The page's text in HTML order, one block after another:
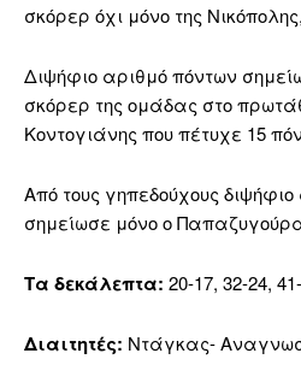
σκόρερ όχι μόνο της
Διψήφιο αριθμό πόντων
σκόρερ της ομάδας στο
Κοντογιάνης που πέτυχε 15
Από τους γηπεδούχους
σημείωσε μόνο ο
Τα δεκάλεπτα: 20-17, 32-24,
Διαιτητές: Ντάγκας-